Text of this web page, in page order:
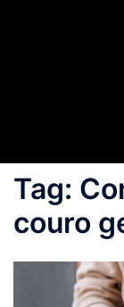
Tag:
couro